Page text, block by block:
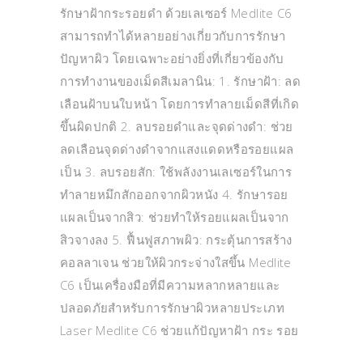
รักษาฝ้ากระรอยดำ ด้วยเลเซอร์ Medlite C6
สามารถทำได้หลายอย่างเกี่ยวกับการรักษา
ปัญหาผิว โดยเฉพาะอย่างยิ่งที่เกี่ยวข้องกับ
การทำงานของเม็ดสีเมลานิน: 1. รักษาฝ้า: ลด
เลือนฝ้าบนใบหน้า โดยการทำลายเม็ดสีที่เกิด
ขึ้นผิดปกติ 2. ลบรอยดำและจุดด่างดำ: ช่วย
ลดเลือนจุดด่างดำจากแสงแดดหรือรอยแผล
เป็น 3. ลบรอยสัก: ใช้พลังงานเลเซอร์ในการ
ทำลายหมึกสักออกจากผิวหนัง 4. รักษารอย
แผลเป็นจากสิว: ช่วยทำให้รอยแผลเป็นจาก
สิวจางลง 5. ฟื้นฟูสภาพผิว: กระตุ้นการสร้าง
คอลลาเจน ช่วยให้ผิวกระจ่างใสขึ้น Medlite
C6 เป็นเครื่องมือที่มีความหลากหลายและ
ปลอดภัยสำหรับการรักษาผิวหลายประเภท
Laser Medlite C6 ช่วยแก้ปัญหาฝ้า กระ รอย